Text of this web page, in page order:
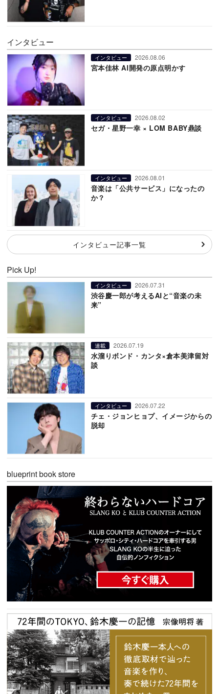
インタビュー
インタビュー 2026.08.06
宮本佳林 AI開発の原点明かす
インタビュー 2026.08.02
セガ・星野一幸 × LOM BABY鼎談
インタビュー 2026.08.01
音楽は「公共サービス」になったの
か？
インタビュー記事一覧
Pick Up!
インタビュー 2026.07.31
渋谷慶一郎が考えるAIと“音楽の未
来”
連載 2026.07.19
水溜りボンド・カンタ×倉本美津留対
談
インタビュー 2026.07.22
チェ・ジョンヒョプ、イメージからの
脱却
blueprint book store